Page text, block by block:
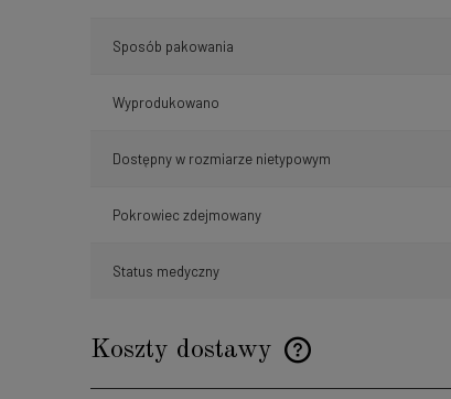
Sposób pakowania
Wyprodukowano
Dostępny w rozmiarze nietypowym
Pokrowiec zdejmowany
Status medyczny
Koszty dostawy